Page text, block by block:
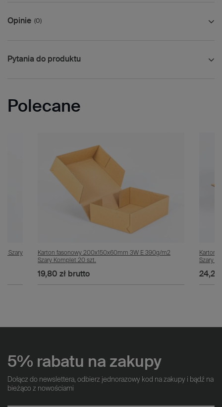
Opinie (0)
Pytania do produktu
Polecane
Szary
Karton fasonowy 200x150x60mm 3W E 390g/m2
Szary Komplet 20 szt.
19,80 złbrutto
Karton
Szary
24,20
5% rabatu na zakupy
Dołącz do newslettera, odbierz jednorazowy kod na zakupy i bądź na
bieżąco z nowościami